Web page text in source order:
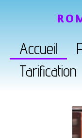
Accueil
Tarification